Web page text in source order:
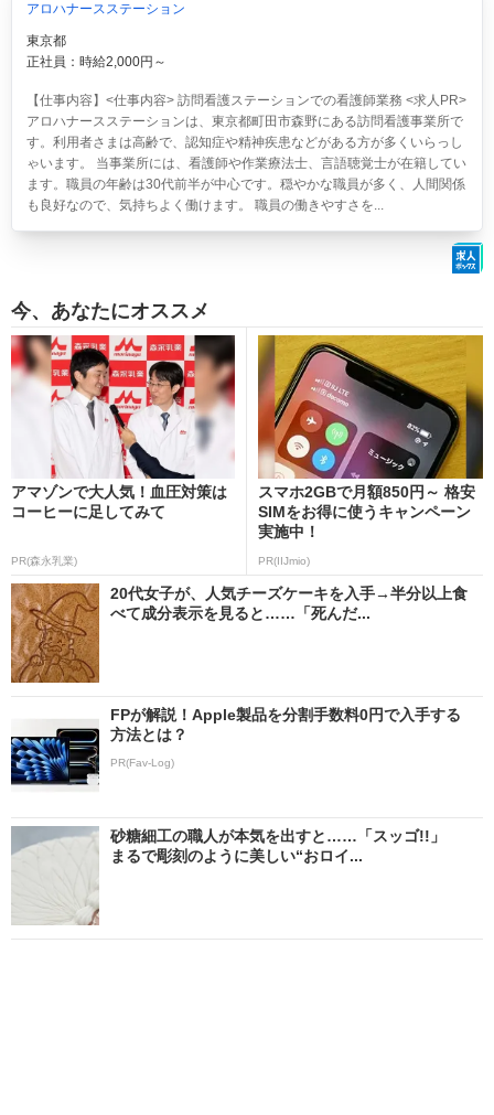
アロハナースステーション
東京都
正社員：時給2,000円～
【仕事内容】<仕事内容> 訪問看護ステーションでの看護師業務 <求人PR>
アロハナースステーションは、東京都町田市森野にある訪問看護事業所で
す。利用者さまは高齢で、認知症や精神疾患などがある方が多くいらっし
ゃいます。 当事業所には、看護師や作業療法士、言語聴覚士が在籍してい
ます。職員の年齢は30代前半が中心です。穏やかな職員が多く、人間関係
も良好なので、気持ちよく働けます。 職員の働きやすさを...
今、あなたにオススメ
アマゾンで大人気！血圧対策は
コーヒーに足してみて
PR(森永乳業)
スマホ2GBで月額850円～ 格安
SIMをお得に使うキャンペーン
実施中！
PR(IIJmio)
20代女子が、人気チーズケーキを入手→半分以上食
べて成分表示を見ると……「死んだ...
FPが解説！Apple製品を分割手数料0円で入手する
方法とは？
PR(Fav-Log)
砂糖細工の職人が本気を出すと……「スッゴ!!」
まるで彫刻のように美しい“おロイ...